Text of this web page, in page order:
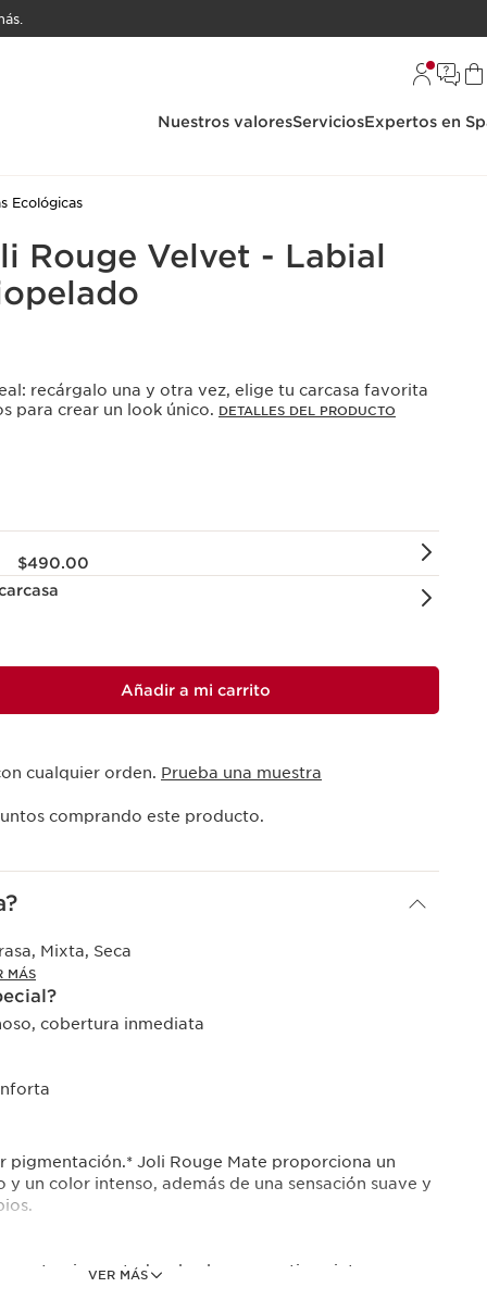
Nuestros valoresServiciosExpertos en
Ecológicas
Rouge Velvet - Labial
recárgalo una y otra vez, elige tu carcasa favorita
para crear un look único. DETALLES DEL PRODUCTO
$490.00
Añadir a mi carrito
cualquier orden. Prueba una muestra
comprando este producto.
VER MÁS
Mixta, Seca
MÁS
cobertura inmediata
pigmentación.* Joli Rouge Mate proporciona un
un color intenso, además de una sensación suave y
pigmentada, el color se mantiene intenso e